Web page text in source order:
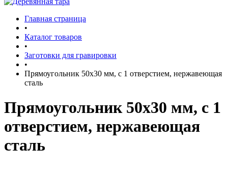
Главная страница
•
Каталог товаров
•
Заготовки для гравировки
•
Прямоугольник 50x30 мм, с 1 отверстием, нержавеющая
сталь
Прямоугольник 50x30 мм, с 1
отверстием, нержавеющая
сталь